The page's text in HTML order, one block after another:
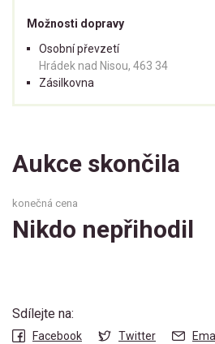
Možnosti dopravy
Osobní převzetí
Hrádek nad Nisou, 463 34
Zásilkovna
Aukce skončila
konečná cena
Nikdo nepřihodil
Sdílejte na:
Facebook Twitter